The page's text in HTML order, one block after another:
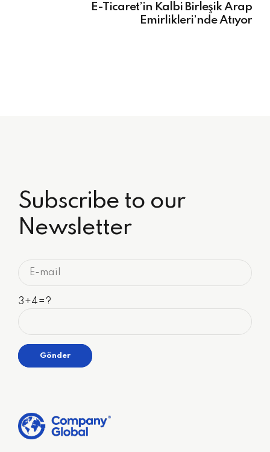
E-Ticaret’in Kalbi Birleşik Arap
Emirlikleri’nde Atıyor
Subscribe to our
Newsletter
3+4=?